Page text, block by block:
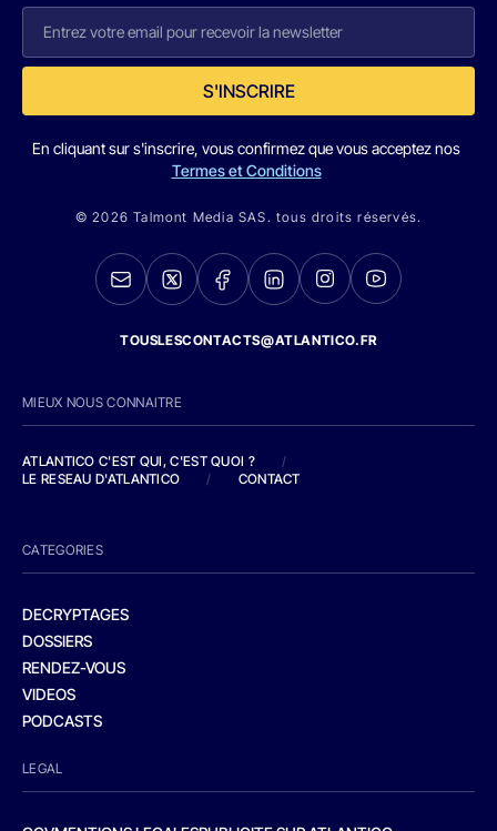
S'INSCRIRE
En cliquant sur s'inscrire, vous confirmez que vous acceptez nos
Termes et Conditions
© 2026 Talmont Media SAS. tous droits réservés.
TOUSLESCONTACTS@ATLANTICO.FR
MIEUX NOUS CONNAITRE
ATLANTICO C'EST QUI, C'EST QUOI ?
/
LE RESEAU D'ATLANTICO
/ CONTACT
CATEGORIES
DECRYPTAGES
DOSSIERS
RENDEZ-VOUS
VIDEOS
PODCASTS
LEGAL